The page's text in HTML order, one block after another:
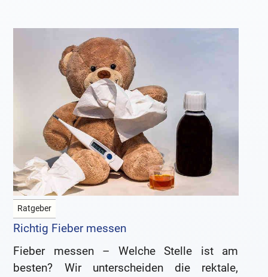
Ratgeber
Richtig Fieber messen
Fieber messen – Welche Stelle ist am
besten? Wir unterscheiden die rektale,